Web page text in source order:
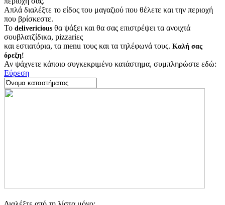
Απλά διαλέξτε το είδος του μαγαζιού που θέλετε και την περιοχή
που βρίσκεστε.
Το delivericious θα ψάξει και θα σας επιστρέψει τα ανοιχτά
σουβλατζίδικα, pizzariες
και εστιατόρια, τα menu τους και τα τηλέφωνά τους. Καλή σας
όρεξη!
Αν ψάχνετε κάποιο συγκεκριμένο κατάστημα, συμπληρώστε εδώ:
Εύρεση